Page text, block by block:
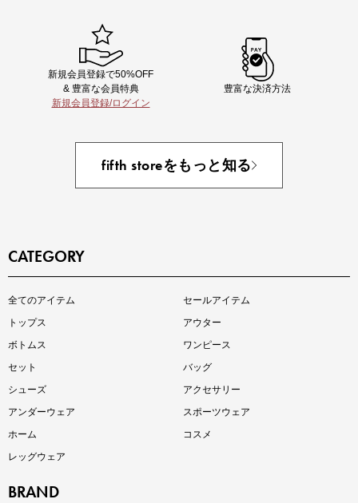
注目の新作が販売開始
インスタライブ【8.7配信】
新規会員登録で50%OFF
& 豊富な会員特典
新規会員登録/ログイン
豊富な決済方法
fifth storeをもっと知る
CATEGORY
全てのアイテム
セールアイテム
トップス
アウター
ボトムス
ワンピース
セット
バッグ
シューズ
アクセサリー
アンダーウェア
スポーツウェア
ホーム
コスメ
レッグウェア
BRAND